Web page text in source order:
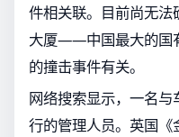
件相关联。目前尚无
大厦——中国最大的国
的撞击事件有关。
网络搜索显示，一名
行的管理人员。英国